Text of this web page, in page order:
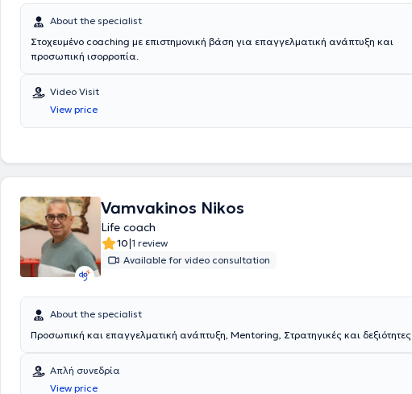
About the specialist
Στοχευμένο coaching με επιστημονική βάση για επαγγελματική ανάπτυξη και
προσωπική ισορροπία.
Video Visit
View price
Vamvakinos Nikos
Life coach
10|1 review
Available for video consultation
About the specialist
Προσωπική και επαγγελματική ανάπτυξη, Mentoring, Στρατηγικές και δεξιότητες
Απλή συνεδρία
View price